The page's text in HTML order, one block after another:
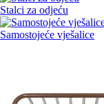
Stalci za odjeću
Samostojeće vješalice